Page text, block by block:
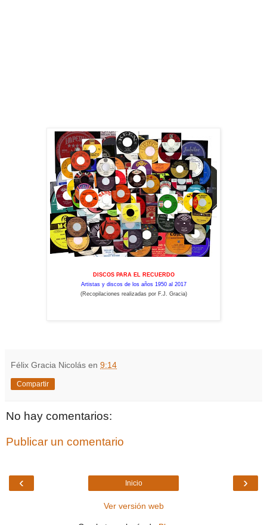
DISCOS PARA EL RECUERDO
Artistas y discos de los años 1950 al 2017
(Recopilaciones realizadas por F.J. Gracia)
Félix Gracia Nicolás en 9:14
Compartir
No hay comentarios:
Publicar un comentario
‹ ›
Inicio
Ver versión web